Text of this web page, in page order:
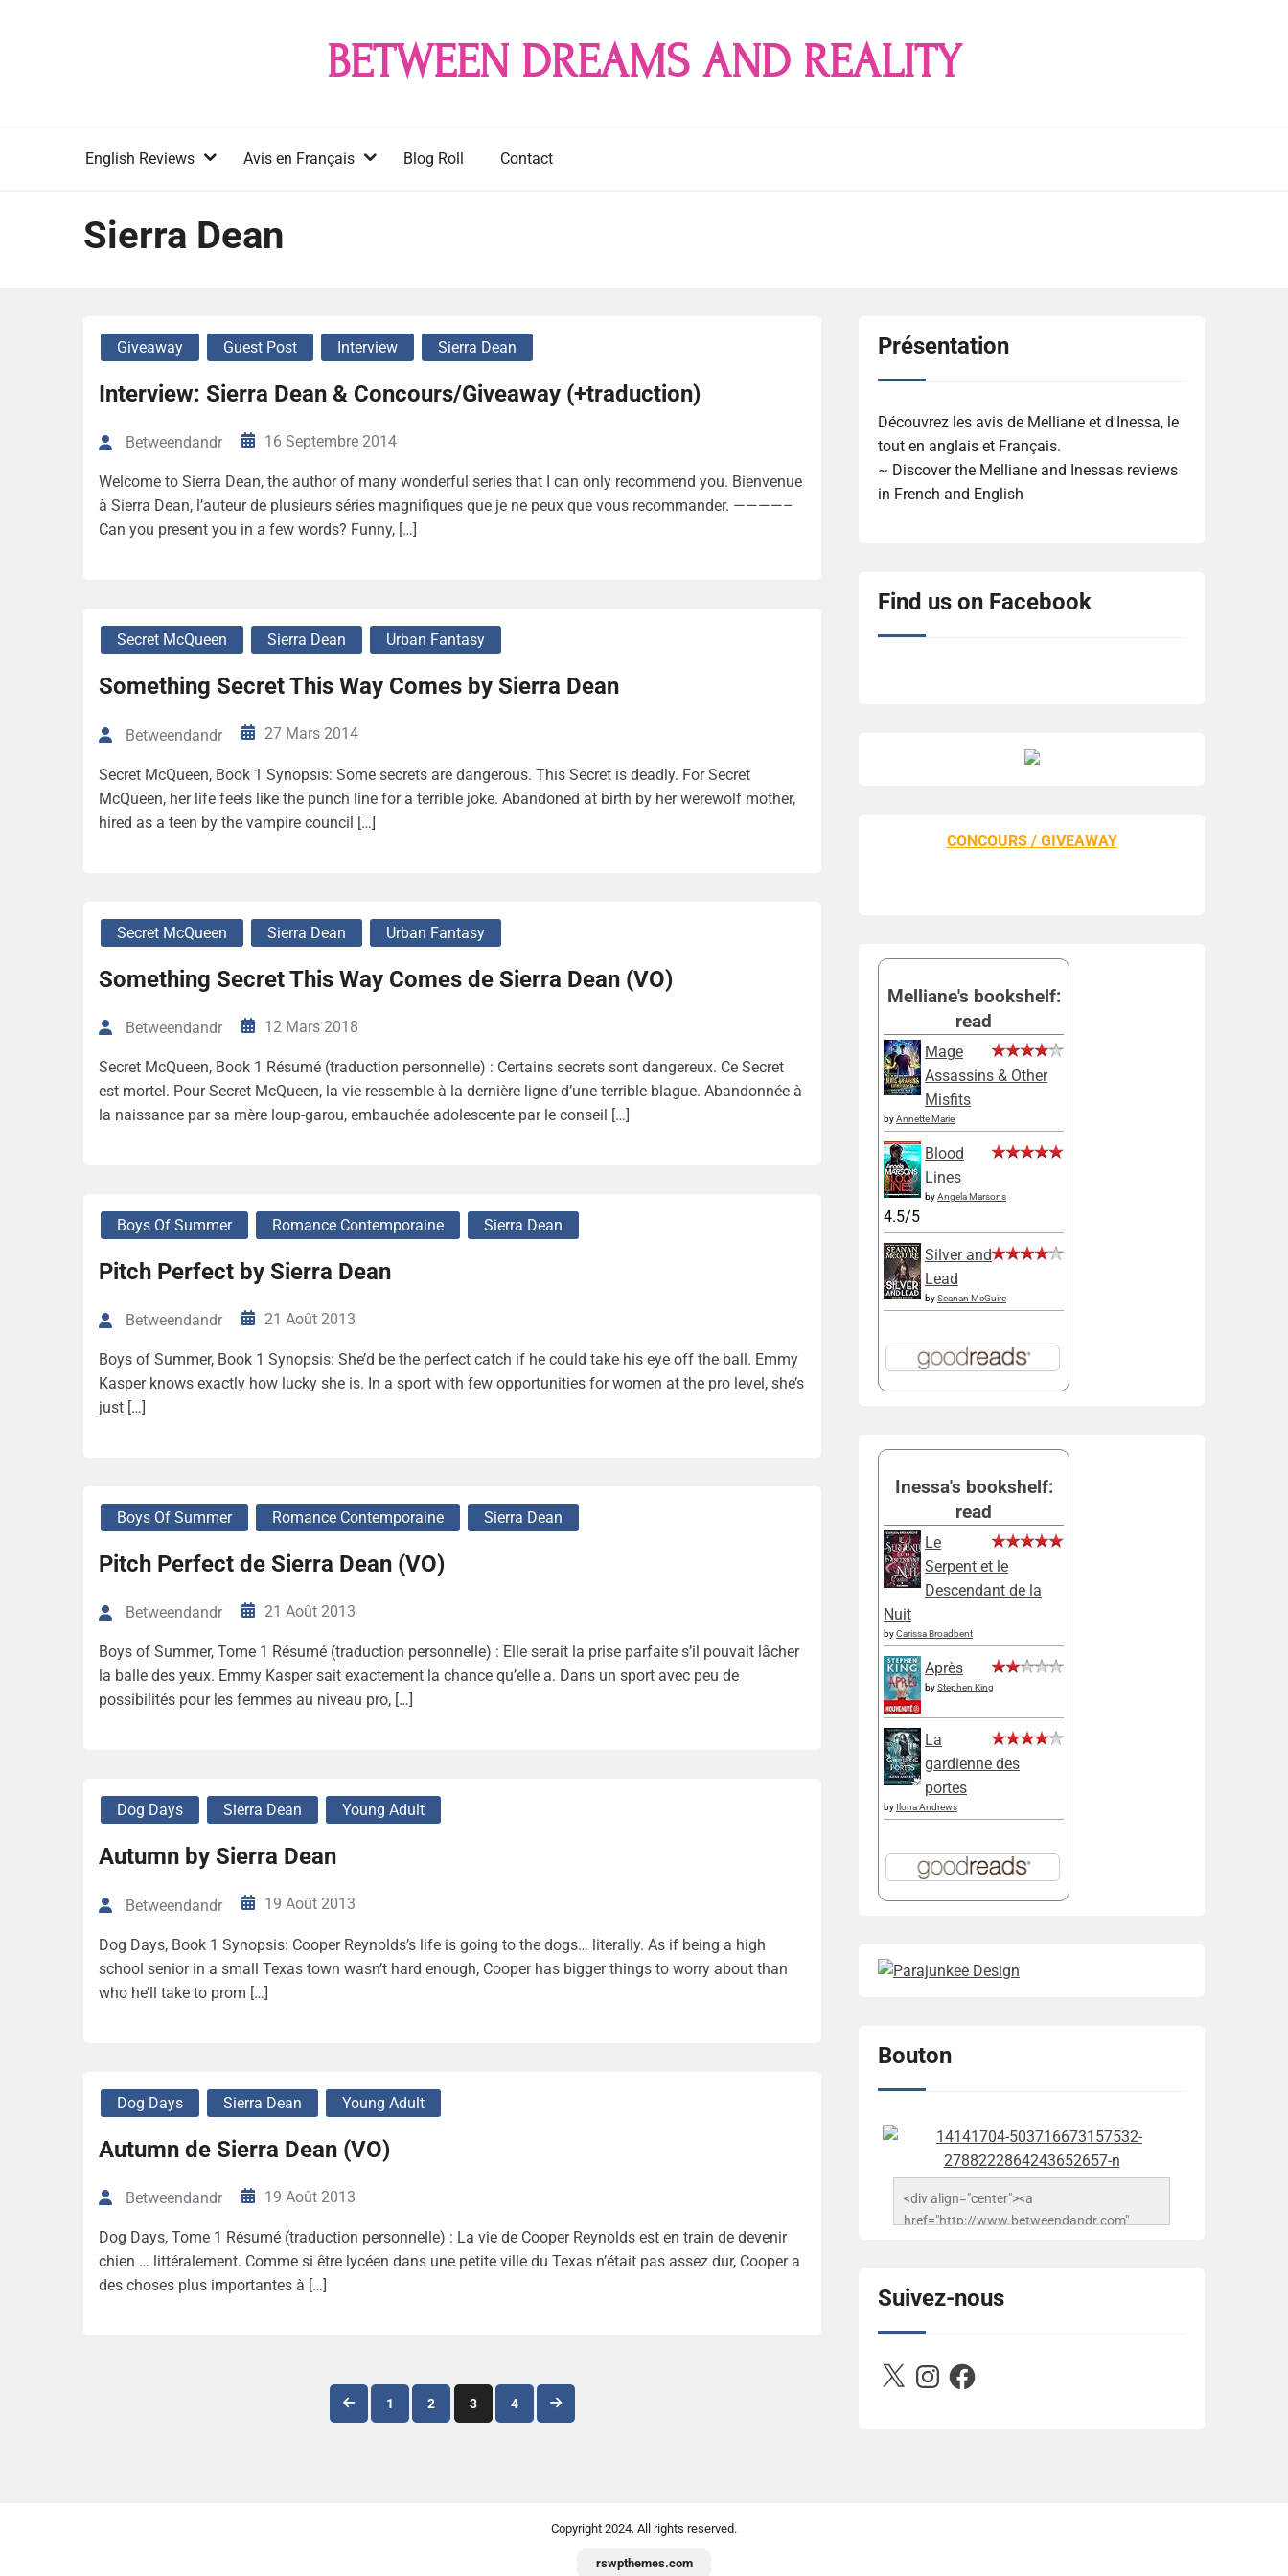
BETWEEN DREAMS AND REALITY
English Reviews Avis en Français Blog Roll Contact
Sierra Dean
Giveaway Guest Post Interview Sierra Dean
Interview: Sierra Dean & Concours/Giveaway (+traduction)
Betweendandr 16 Septembre 2014
Welcome to Sierra Dean, the author of many wonderful series that I can only recommend you. Bienvenue
à Sierra Dean, l’auteur de plusieurs séries magnifiques que je ne peux que vous recommander. ————–
Can you present you in a few words? Funny, […]
Secret McQueen Sierra Dean Urban Fantasy
Something Secret This Way Comes by Sierra Dean
Betweendandr 27 Mars 2014
Secret McQueen, Book 1 Synopsis: Some secrets are dangerous. This Secret is deadly. For Secret
McQueen, her life feels like the punch line for a terrible joke. Abandoned at birth by her werewolf mother,
hired as a teen by the vampire council […]
Secret McQueen Sierra Dean Urban Fantasy
Something Secret This Way Comes de Sierra Dean (VO)
Betweendandr 12 Mars 2018
Secret McQueen, Book 1 Résumé (traduction personnelle) : Certains secrets sont dangereux. Ce Secret
est mortel. Pour Secret McQueen, la vie ressemble à la dernière ligne d’une terrible blague. Abandonnée à
la naissance par sa mère loup-garou, embauchée adolescente par le conseil […]
Boys Of Summer Romance Contemporaine Sierra Dean
Pitch Perfect by Sierra Dean
Betweendandr 21 Août 2013
Boys of Summer, Book 1 Synopsis: She’d be the perfect catch if he could take his eye off the ball. Emmy
Kasper knows exactly how lucky she is. In a sport with few opportunities for women at the pro level, she’s
just […]
Boys Of Summer Romance Contemporaine Sierra Dean
Pitch Perfect de Sierra Dean (VO)
Betweendandr 21 Août 2013
Boys of Summer, Tome 1 Résumé (traduction personnelle) : Elle serait la prise parfaite s’il pouvait lâcher
la balle des yeux. Emmy Kasper sait exactement la chance qu’elle a. Dans un sport avec peu de
possibilités pour les femmes au niveau pro, […]
Dog Days Sierra Dean Young Adult
Autumn by Sierra Dean
Betweendandr 19 Août 2013
Dog Days, Book 1 Synopsis: Cooper Reynolds’s life is going to the dogs… literally. As if being a high
school senior in a small Texas town wasn’t hard enough, Cooper has bigger things to worry about than
who he’ll take to prom […]
Dog Days Sierra Dean Young Adult
Autumn de Sierra Dean (VO)
Betweendandr 19 Août 2013
Dog Days, Tome 1 Résumé (traduction personnelle) : La vie de Cooper Reynolds est en train de devenir
chien … littéralement. Comme si être lycéen dans une petite ville du Texas n’était pas assez dur, Cooper a
des choses plus importantes à […]
Navigation
1 2 3 4
Présentation
Découvrez les avis de Melliane et d'Inessa, le
tout en anglais et Français.
~ Discover the Melliane and Inessa's reviews
in French and English
Find us on Facebook
CONCOURS / GIVEAWAY
Melliane's bookshelf:
read
Mage
Assassins & Other
Misfits
byAnnette Marie
Blood
Lines
byAngela Marsons
4.5/5
Silver and
Lead
bySeanan McGuire
Inessa's bookshelf:
read
Le
Serpent et le
Descendant de la
Nuit
byCarissa Broadbent
Après
byStephen King
La
gardienne des
portes
by Ilona Andrews
Bouton
<div align="center"><a
href="http://www.betweendandr.com"
503716673157532-
2788222864243652657-n.jpg"
alt="Between D&R" style="border:none;" />
Suivez-nous
X InstagramFacebook
Copyright 2024. All rights reserved.
rswpthemes.com